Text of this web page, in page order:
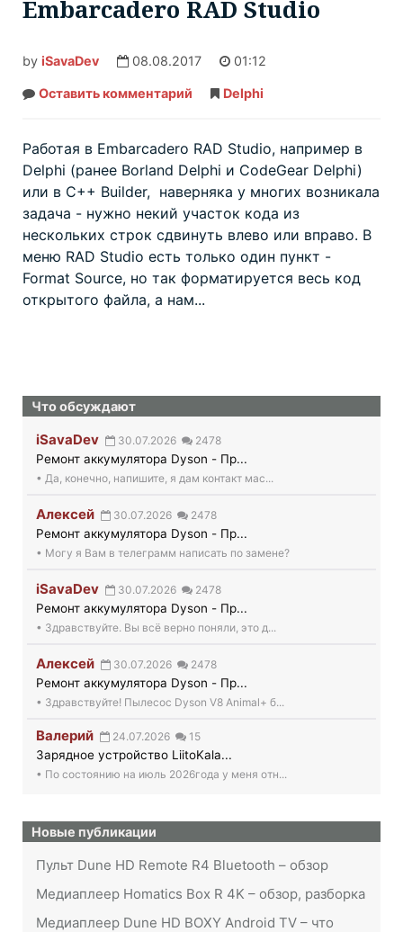
Embarcadero RAD Studio
by iSavaDev 08.08.2017 01:12
Оставить комментарий Форматирование
строки
влево-
вправо
в
Embarcadero
Studio
Delphi
Работая в Embarcadero RAD Studio, например в
Delphi (ранее Borland Delphi и CodeGear Delphi)
или в C++ Builder, наверняка у многих возникала
задача - нужно некий участок кода из
нескольких строк сдвинуть влево или вправо. В
меню RAD Studio есть только один пункт -
Format Source, но так форматируется весь код
открытого файла, а нам...
Что обсуждают
iSavaDev 30.07.2026 2478
Ремонт аккумулятора Dyson - Пр...
• Да, конечно, напишите, я дам контакт мас...
Алексей 30.07.2026 2478
Ремонт аккумулятора Dyson - Пр...
• Могу я Вам в телеграмм написать по замене?
iSavaDev 30.07.2026 2478
Ремонт аккумулятора Dyson - Пр...
• Здравствуйте. Вы всё верно поняли, это д...
Алексей 30.07.2026 2478
Ремонт аккумулятора Dyson - Пр...
• Здравствуйте! Пылесос Dyson V8 Animal+ б...
Валерий 24.07.2026 15
Зарядное устройство LiitoKala...
• По состоянию на июль 2026года у меня отн...
Новые публикации
Пульт Dune HD Remote R4 Bluetooth – обзор
Медиаплеер Homatics Box R 4K – обзор, разборка
Медиаплеер Dune HD BOXY Android TV – что